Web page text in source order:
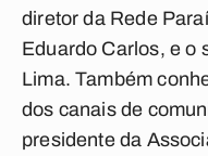
diretor da Rede
Eduardo Carlos, e o
Lima. Também
dos canais de
presidente da